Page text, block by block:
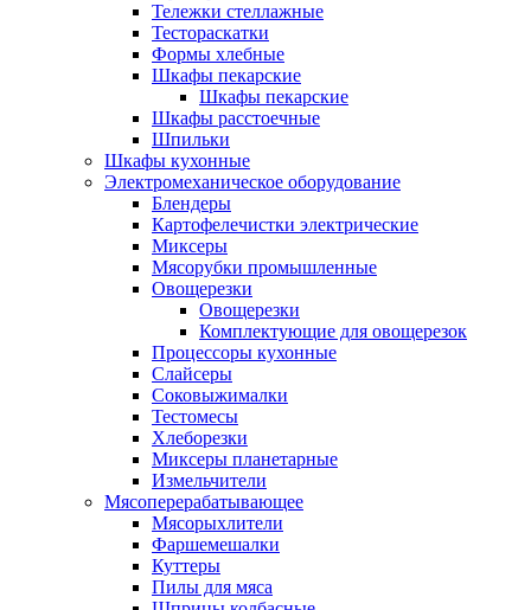
Тележки стеллажные
Тестораскатки
Формы хлебные
Шкафы пекарские
Шкафы пекарские
Шкафы расстоечные
Шпильки
Шкафы кухонные
Электромеханическое оборудование
Блендеры
Картофелечистки электрические
Миксеры
Мясорубки промышленные
Овощерезки
Овощерезки
Комплектующие для овощерезок
Процессоры кухонные
Слайсеры
Соковыжималки
Тестомесы
Хлеборезки
Миксеры планетарные
Измельчители
Мясоперерабатывающее
Мясорыхлители
Фаршемешалки
Куттеры
Пилы для мяса